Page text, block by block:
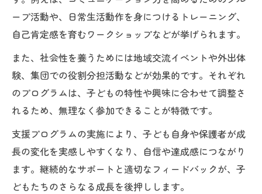
ープ活動や、日常生活動作を身につけるトレーニング、
自己肯定感を育むワークショップなどが挙げられます。
また、社会性を養うためには地域交流イベントや外出体
験、集団での役割分担活動などが効果的です。それぞれ
のプログラムは、子どもの特性や興味に合わせて調整さ
れるため、無理なく参加できることが特徴です。
支援プログラムの実施により、子ども自身や保護者が成
長の変化を実感しやすくなり、自信や達成感につながり
ます。継続的なサポートと適切なフィードバックが、子
どもたちのさらなる成長を後押しします。